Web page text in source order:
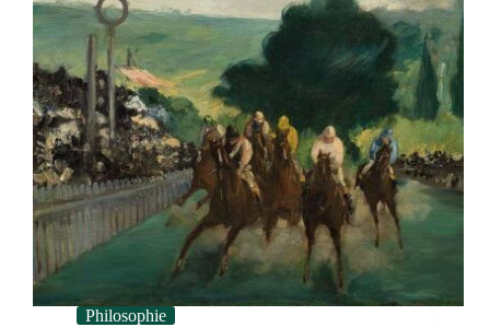
Philosophie